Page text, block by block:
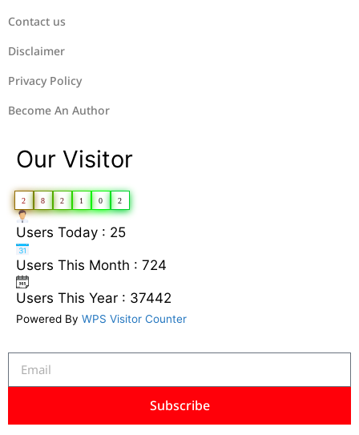
Contact us
Disclaimer
Privacy Policy
Become An Author
Our Visitor
2 8 2 1 0 2
Users Today : 25
Users This Month : 724
Users This Year : 37442
Powered By WPS Visitor Counter
Subscribe